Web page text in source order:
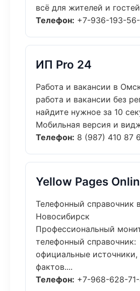
всё для жителей и
Телефон: +7-936-193-
ИП Pro 24
Работа и вакансии в
работа и вакансии без
найдите нужное за 10
Мобильная версия и
Телефон: 8 (987) 410 87
Yellow Pages
Телефонный справочник
Новосибирск
Профессиональный
телефонный справочник:
официальные источники,
фактов....
Телефон: +7-968-628-